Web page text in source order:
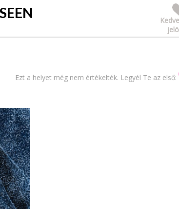
Ezt a helyet még nem értékelték. Legyél Te az első: